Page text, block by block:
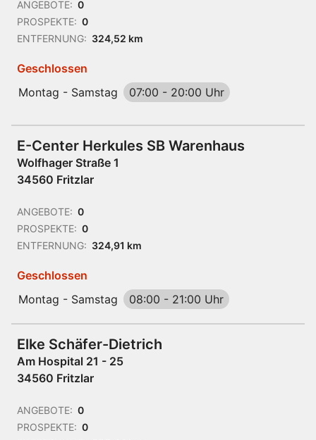
ANGEBOTE: 0
PROSPEKTE: 0
ENTFERNUNG: 324,52 km
Geschlossen
Montag - Samstag
07:00 - 20:00 Uhr
E-Center Herkules SB Warenhaus
Wolfhager Straße 1
34560 Fritzlar
ANGEBOTE: 0
PROSPEKTE: 0
ENTFERNUNG: 324,91 km
Geschlossen
Montag - Samstag
08:00 - 21:00 Uhr
Elke Schäfer-Dietrich
Am Hospital 21 - 25
34560 Fritzlar
ANGEBOTE: 0
PROSPEKTE: 0